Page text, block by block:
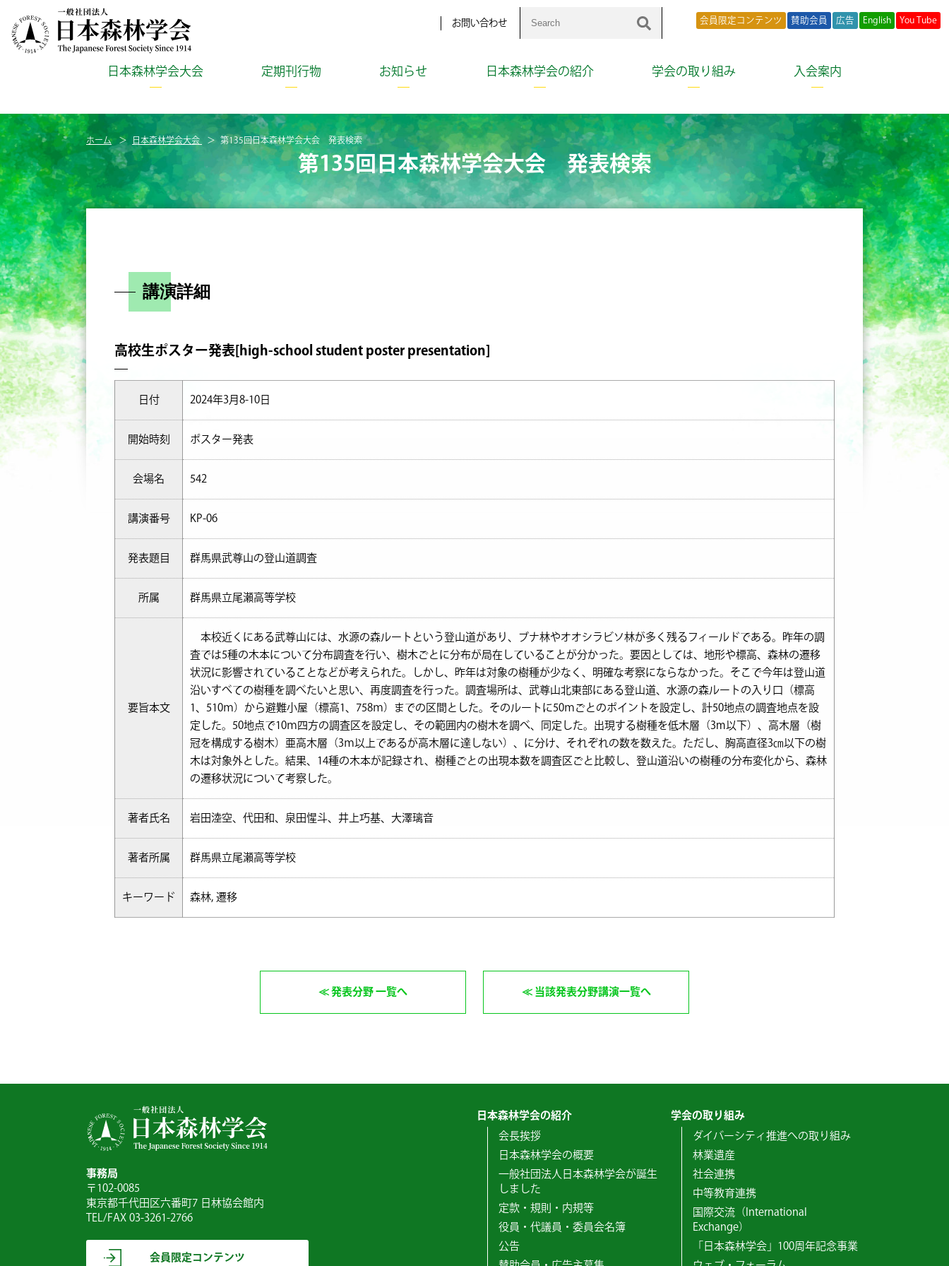
お問い合わせ 会員限定コンテンツ 賛助会員 広告 English You Tube
日本森林学会大会 定期刊行物 お知らせ 日本森林学会の紹介 学会の取り組み 入会案内
ホーム 日本森林学会大会 第135回日本森林学会大会 発表検索
第135回日本森林学会大会 発表検索
講演詳細
高校生ポスター発表[high-school student poster presentation]
日付 2024年3月8-10日
開始時刻 ポスター発表
会場名 542
講演番号 KP-06
発表題目 群馬県武尊山の登山道調査
所属 群馬県立尾瀬高等学校
要旨本文
本校近くにある武尊山には、水源の森ルートという登山道があり、ブナ林やオオシラビソ林が多く残るフィールドである。昨年の調
査では5種の木本について分布調査を行い、樹木ごとに分布が局在していることが分かった。要因としては、地形や標高、森林の遷移
状況に影響されていることなどが考えられた。しかし、昨年は対象の樹種が少なく、明確な考察にならなかった。そこで今年は登山道
沿いすべての樹種を調べたいと思い、再度調査を行った。調査場所は、武尊山北東部にある登山道、水源の森ルートの入り口（標高
1、510ｍ）から避難小屋（標高1、758ｍ）までの区間とした。そのルートに50ｍごとのポイントを設定し、計50地点の調査地点を設
定した。50地点で10ｍ四方の調査区を設定し、その範囲内の樹木を調べ、同定した。出現する樹種を低木層（3m以下）、高木層（樹
冠を構成する樹木）亜高木層（3ｍ以上であるが高木層に達しない）、に分け、それぞれの数を数えた。ただし、胸高直径3㎝以下の樹
木は対象外とした。結果、14種の木本が記録され、樹種ごとの出現本数を調査区ごと比較し、登山道沿いの樹種の分布変化から、森林
の遷移状況について考察した。
著者氏名 岩田淕空、代田和、泉田惺斗、井上巧基、大澤璃音
著者所属 群馬県立尾瀬高等学校
キーワード 森林, 遷移
発表分野 一覧へ 当該発表分野講演一覧へ
事務局
〒102-0085
東京都千代田区六番町7 日林協会館内
TEL/FAX 03-3261-2766
会員限定コンテンツ
日本森林学会の紹介
会長挨拶
日本森林学会の概要
一般社団法人日本森林学会が誕生
しました
定款・規則・内規等
役員・代議員・委員会名簿
公告
学会の取り組み
ダイバーシティ推進への取り組み
林業遺産
社会連携
中等教育連携
国際交流（International
Exchange）
「日本森林学会」100周年記念事業